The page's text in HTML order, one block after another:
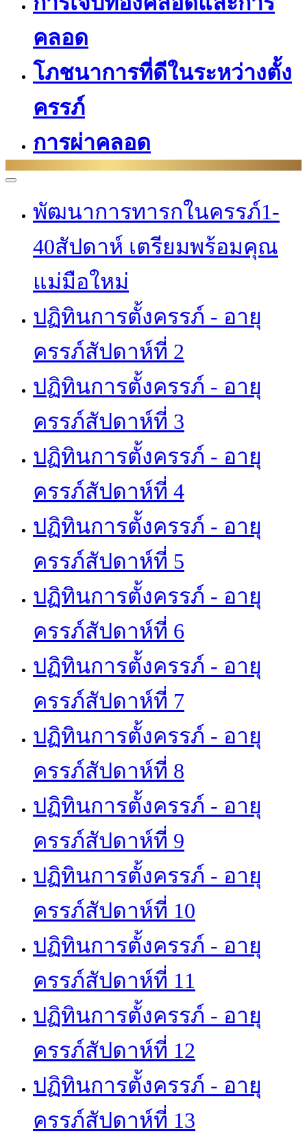
คลอด
โภชนาการที่ดีในระหว่างตั้ง
ครรภ์
การผ่าคลอด
พัฒนาการทารกในครรภ์1-
40สัปดาห์ เตรียมพร้อมคุณ
แม่มือใหม่
ปฏิทินการตั้งครรภ์ - อายุ
ครรภ์สัปดาห์ที่ 2
ปฏิทินการตั้งครรภ์ - อายุ
ครรภ์สัปดาห์ที่ 3
ปฏิทินการตั้งครรภ์ - อายุ
ครรภ์สัปดาห์ที่ 4
ปฏิทินการตั้งครรภ์ - อายุ
ครรภ์สัปดาห์ที่ 5
ปฏิทินการตั้งครรภ์ - อายุ
ครรภ์สัปดาห์ที่ 6
ปฏิทินการตั้งครรภ์ - อายุ
ครรภ์สัปดาห์ที่ 7
ปฏิทินการตั้งครรภ์ - อายุ
ครรภ์สัปดาห์ที่ 8
ปฏิทินการตั้งครรภ์ - อายุ
ครรภ์สัปดาห์ที่ 9
ปฏิทินการตั้งครรภ์ - อายุ
ครรภ์สัปดาห์ที่ 10
ปฏิทินการตั้งครรภ์ - อายุ
ครรภ์สัปดาห์ที่ 11
ปฏิทินการตั้งครรภ์ - อายุ
ครรภ์สัปดาห์ที่ 12
ปฏิทินการตั้งครรภ์ - อายุ
ครรภ์สัปดาห์ที่ 13